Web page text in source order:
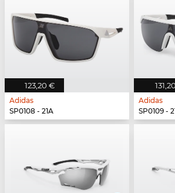
123,20 €
Adidas
SP0108 - 21A
Adidas
SP0109 -